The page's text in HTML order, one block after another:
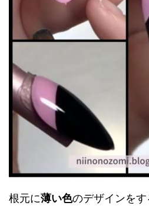
根元に薄い色のデザインを